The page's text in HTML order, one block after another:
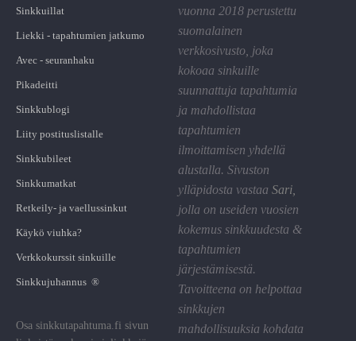
Sinkkuillat
Liekki - tapahtumien jatkumo
Avec - seuranhaku
Pikadeitti
Sinkkublogi
Liity postituslistalle
Sinkkubileet
Sinkkumatkat
Retkeily- ja vaellussinkut
Käykö viuhka?
Verkkokurssit sinkuille
Sinkkujuhannus ®
Osa sinkkutapahtuma.fi sivun
vuonna 2018 perustettu
suomalainen
verkkosivusto, joka
kokoaa sinkuille
suunnattuja tapahtumia
ja mahdollistaa
tapahtumien
ilmoittamisen yhdellä
alustalla. Sivuston
ylläpidosta vastaa Sari
jolla on useiden vuosien
kokemus sinkkuudesta &
tapahtumien
järjestämisestä.
Tavoitteena on helpottaa
sinkkujen
mahdollisuuksia kohdata